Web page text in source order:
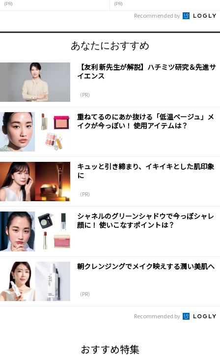
(PR) (PR)
Recommended by
あなたにおすすめ
【友利 新先生が解説】ハチミツ研究＆先進サ
イエンス
（PR）
重ねてるのにあか抜ける「低温ベージュ」メ
イクが今っぽい！ 使用アイテムは？
キュッと引き締まり、イキイキとした肌印象
に
（PR）
シャネルのグリーンシャドウで今っぽシャレ
顔に！ 使いこなすポイントは？
朝クレンジングでメイク映えする潤い美肌へ
（PR）
Recommended by
おすすめ特集